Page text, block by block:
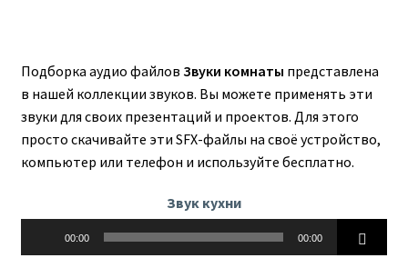
Подборка аудио файлов Звуки комнаты представлена
в нашей коллекции звуков. Вы можете применять эти
звуки для своих презентаций и проектов. Для этого
просто скачивайте эти SFX-файлы на своё устройство,
компьютер или телефон и используйте бесплатно.
Звук кухни
00:00 00:00